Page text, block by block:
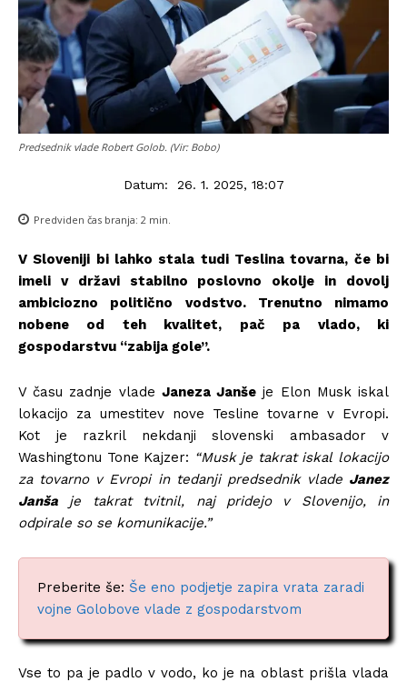
Predsednik vlade Robert Golob. (Vir: Bobo)
Datum: 26. 1. 2025, 18:07
Predviden čas branja: 2 min.
V Sloveniji bi lahko stala tudi Teslina tovarna, če bi
imeli v državi stabilno poslovno okolje in dovolj
ambiciozno politično vodstvo. Trenutno nimamo
nobene od teh kvalitet, pač pa vlado, ki
gospodarstvu “zabija gole”.
V času zadnje vlade Janeza Janše je Elon Musk iskal
lokacijo za umestitev nove Tesline tovarne v Evropi.
Kot je razkril nekdanji slovenski ambasador v
Washingtonu Tone Kajzer: “Musk je takrat iskal lokacijo
za tovarno v Evropi in tedanji predsednik vlade Janez
Janša je takrat tvitnil, naj pridejo v Slovenijo, in
odpirale so se komunikacije.”
Preberite še: Še eno podjetje zapira vrata zaradi
vojne Golobove vlade z gospodarstvom
Vse to pa je padlo v vodo, ko je na oblast prišla vlada